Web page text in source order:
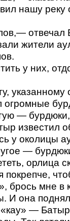
нашу реку
отвечал
жители
у них,
указанному
—
известил
у околицы
—
орлица
брось мне в
И она
—